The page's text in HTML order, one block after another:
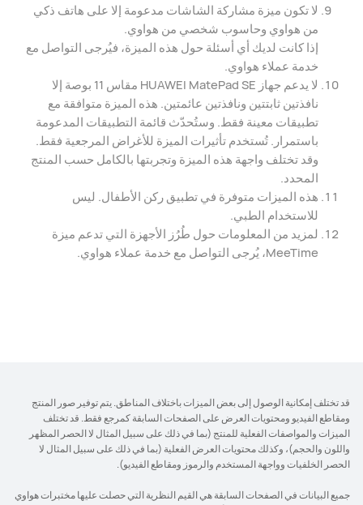
لا تكون ميزة مشاركة الشاشات مدعومة إلا على هاتف ذكي
من هواوي وحاسوب شخصي من هواوي.
إذا كانت لديك أي أسئلة حول هذه الميزة، فيُرجى التواصل مع
خدمة عملاء هواوي.
لا يدعم جهاز HUAWEI MatePad SE مقاس 11 بوصة إلا
نافذتين ثابتتين ونافذتين عائمتين. هذه الميزة متوافقة مع
تطبيقات معينة فقط. وستُحدّث قائمة التطبيقات المدعومة
باستمرار. تُستخدم تأثيرات الميزة للأغراض المرجعية فقط.
وقد تختلف واجهة هذه الميزة وتجربتها بالكامل حسب المنتج
المحدد.
هذه الميزات متوفرة في تطبيق ركن الأطفال. ليس
للاستخدام الطبي.
لمزيد من المعلومات حول طُرُز الأجهزة التي تدعم ميزة
MeeTime، يُرجى التواصل مع خدمة عملاء هواوي.
قد تختلف إمكانية الوصول إلى بعض الميزات باختلاف المناطق. يتم توفير صور المنتج
ومقاطع الفيديو ومحتويات العرض على الصفحات السابقة كمرجع فقط. قد تختلف
الميزات والمواصفات الفعلية للمنتج (بما في ذلك على سبيل المثال لا الحصر المظهر
واللون والحجم)، وكذلك محتويات العرض الفعلية (بما في ذلك على سبيل المثال لا
الحصر الخلفيات وواجهة المستخدم والرموز ومقاطع الفيديو).
جميع البيانات في الصفحات السابقة هي القيم النظرية التي حصلت عليها مختبرات هواوي